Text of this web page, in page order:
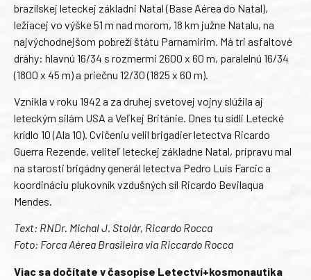
brazílskej leteckej základni Natal (Base Aérea do Natal),
ležiacej vo výške 51 m nad morom, 18 km južne Natalu, na
najvýchodnejšom pobreží štátu Parnamirim. Má tri asfaltové
dráhy: hlavnú 16/34 s rozmermi 2600 x 60 m, paralelnú 16/34
(1800 x 45 m) a priečnu 12/30 (1825 x 60 m).
Vznikla v roku 1942 a za druhej svetovej vojny slúžila aj
leteckým silám USA a Veľkej Británie. Dnes tu sídli Letecké
krídlo 10 (Ala 10). Cvičeniu velil brigadier letectva Ricardo
Guerra Rezende, veliteľ leteckej základne Natal, prípravu mal
na starosti brigádny generál letectva Pedro Luís Farcic a
koordináciu plukovník vzdušných síl Ricardo Bevilaqua
Mendes.
Text: RNDr. Michal J. Stolár, Ricardo Rocca
Foto: Forca Aérea Brasileira via Riccardo Rocca
Viac sa dočítate v časopise Letectví+kosmonautika